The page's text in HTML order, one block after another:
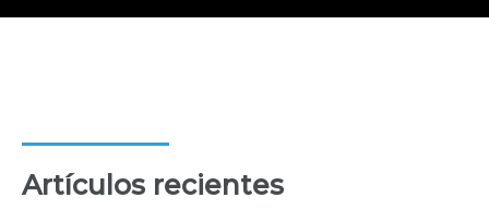
Artículos recientes